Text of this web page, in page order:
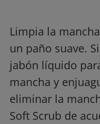
Limpia la
un paño suave.
jabón líquido
mancha y
eliminar la
Soft Scrub de